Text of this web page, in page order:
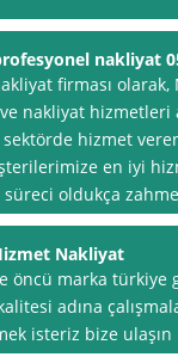
nakliyat
firması
nakliyat
sektörde hizmet
en iyi
süreci oldukça
Nakliyat
öncü marka
adına
isteriz bize ulaşın